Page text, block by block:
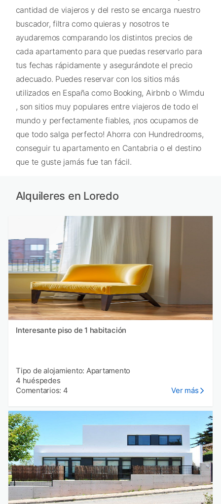
cantidad de viajeros y del resto se encarga nuestro
buscador, filtra como quieras y nosotros te
ayudaremos comparando los distintos precios de
cada apartamento para que puedas reservarlo para
tus fechas rápidamente y asegurándote el precio
adecuado. Puedes reservar con los sitios más
utilizados en España como Booking, Airbnb o Wimdu
, son sitios muy populares entre viajeros de todo el
mundo y perfectamente fiables, ¡nos ocupamos de
que todo salga perfecto! Ahorra con Hundredrooms,
conseguir tu apartamento en Cantabria o el destino
que te guste jamás fue tan fácil.
Alquileres en Loredo
Interesante piso de 1 habitación
Tipo de alojamiento: Apartamento
4 huéspedes
Comentarios: 4
Ver más